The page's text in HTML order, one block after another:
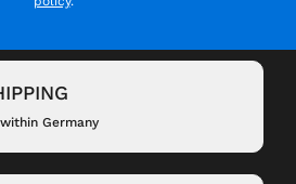
und Tartes.
Germany